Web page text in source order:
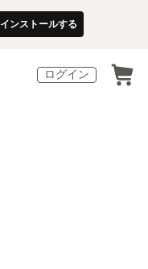
インストールする
ログイン